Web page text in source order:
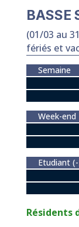
BASSE
(01/03 au
fériés et
Semaine
Week-end
Etudiant
Résidents